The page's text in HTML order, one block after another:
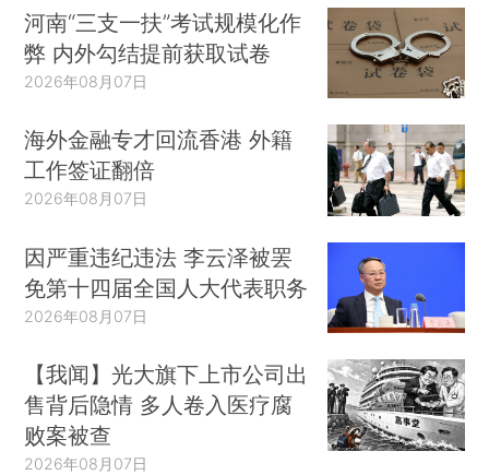
河南“三支一扶”考试规模化作
弊 内外勾结提前获取试卷
2026年08月07日
海外金融专才回流香港 外籍
工作签证翻倍
2026年08月07日
因严重违纪违法 李云泽被罢
免第十四届全国人大代表职务
2026年08月07日
【我闻】光大旗下上市公司出
售背后隐情 多人卷入医疗腐
败案被查
2026年08月07日